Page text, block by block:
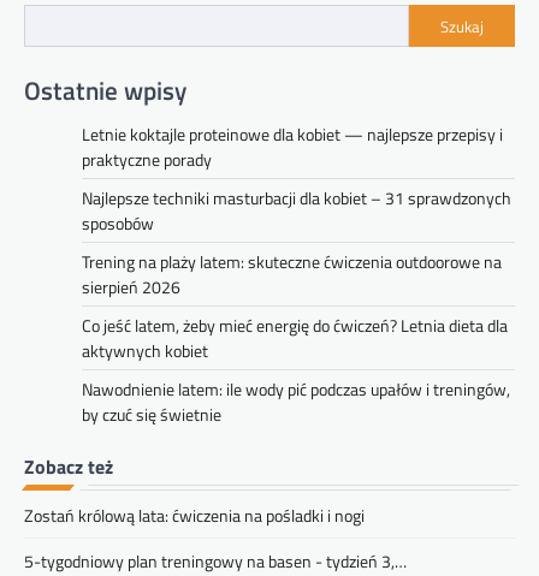
Szukaj
Ostatnie wpisy
Letnie koktajle proteinowe dla kobiet — najlepsze przepisy i
praktyczne porady
Najlepsze techniki masturbacji dla kobiet – 31 sprawdzonych
sposobów
Trening na plaży latem: skuteczne ćwiczenia outdoorowe na
sierpień 2026
Co jeść latem, żeby mieć energię do ćwiczeń? Letnia dieta dla
aktywnych kobiet
Nawodnienie latem: ile wody pić podczas upałów i treningów,
by czuć się świetnie
Zobacz też
Zostań królową lata: ćwiczenia na pośladki i nogi
5-tygodniowy plan treningowy na basen - tydzień 3,…